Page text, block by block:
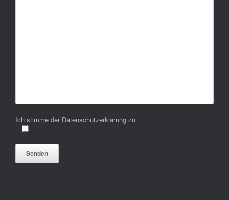
Ich stimme der Datenschutzerklärung zu
Bitte lasse dieses Feld leer.